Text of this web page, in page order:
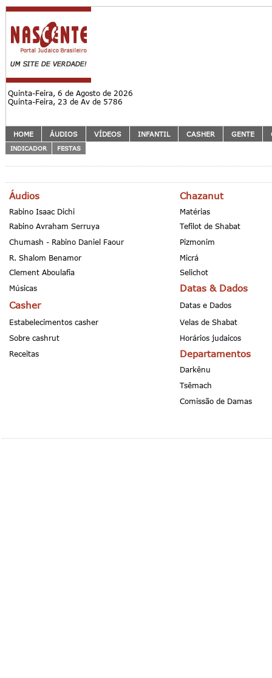
Quinta-Feira, 6 de Agosto de 2026
Quinta-Feira, 23 de Av de 5786
HOME ÁUDIOS VÍDEOS INFANTIL CASHER GENTE
INDICADOR FESTAS
Áudios Chazanut
Rabino Isaac Dichi
Matérias
Rabino Avraham Serruya
Tefilot de Shabat
Chumash - Rabino Daniel Faour
Pizmonim
R. Shalom Benamor
Micrá
Clement Aboulafia
Selichot
Músicas
Datas & Dados
Casher
Datas e Dados
Estabelecimentos casher
Velas de Shabat
Sobre cashrut
Horários judaicos
Receitas
Departamentos
Darkênu
Tsêmach
Comissão de Damas